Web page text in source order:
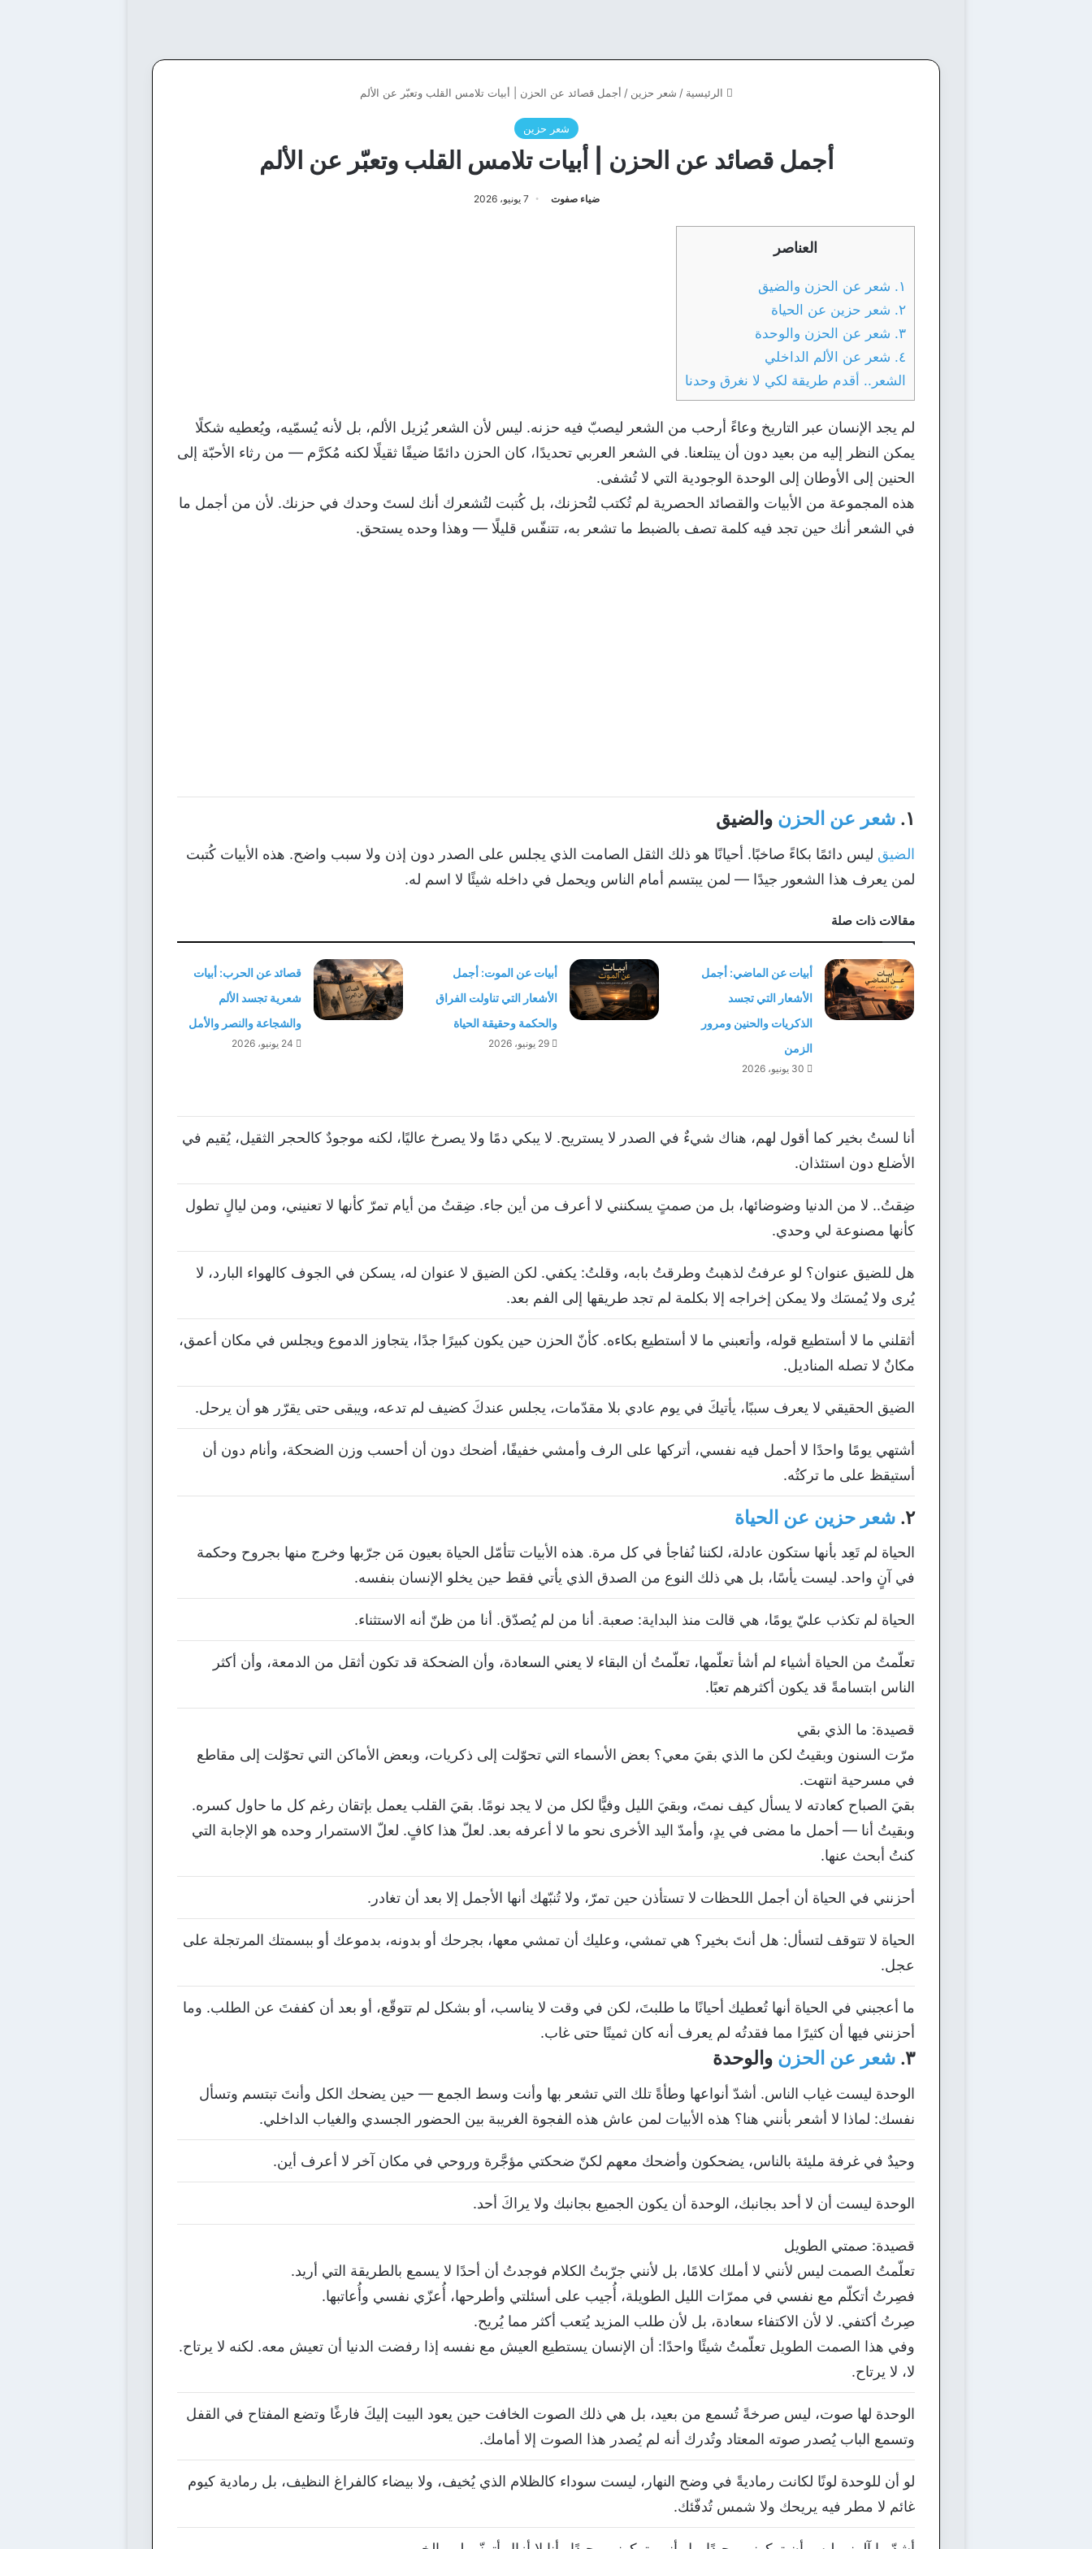
الرئيسية / شعر حزين / أجمل قصائد عن الحزن | أبيات تلامس القلب وتعبّر عن الألم
شعر حزين
أجمل قصائد عن الحزن | أبيات تلامس القلب وتعبّر عن الألم
ضياء صفوت 7 يونيو، 2026
العناصر
١. شعر عن الحزن والضيق
٢. شعر حزين عن الحياة
٣. شعر عن الحزن والوحدة
٤. شعر عن الألم الداخلي
الشعر.. أقدم طريقة لكي لا نغرق وحدنا
لم يجد الإنسان عبر التاريخ وعاءً أرحب من الشعر ليصبّ فيه حزنه. ليس لأن الشعر يُزيل الألم، بل لأنه يُسمّيه، ويُعطيه شكلًا
يمكن النظر إليه من بعيد دون أن يبتلعنا. في الشعر العربي تحديدًا، كان الحزن دائمًا ضيفًا ثقيلًا لكنه مُكرَّم — من رثاء الأحبّة إلى
الحنين إلى الأوطان إلى الوحدة الوجودية التي لا تُشفى.
هذه المجموعة من الأبيات والقصائد الحصرية لم تُكتب لتُحزنك، بل كُتبت لتُشعرك أنك لستَ وحدك في حزنك. لأن من أجمل ما
في الشعر أنك حين تجد فيه كلمة تصف بالضبط ما تشعر به، تتنفّس قليلًا — وهذا وحده يستحق.
١. شعر عن الحزن والضيق
الضيق ليس دائمًا بكاءً صاخبًا. أحيانًا هو ذلك الثقل الصامت الذي يجلس على الصدر دون إذن ولا سبب واضح. هذه الأبيات كُتبت
لمن يعرف هذا الشعور جيدًا — لمن يبتسم أمام الناس ويحمل في داخله شيئًا لا اسم له.
مقالات ذات صلة
أبيات عن الماضي: أجمل
الأشعار التي تجسد
الذكريات والحنين ومرور
الزمن
30 يونيو، 2026
أبيات عن الموت: أجمل
الأشعار التي تناولت الفراق
والحكمة وحقيقة الحياة
29 يونيو، 2026
قصائد عن الحرب: أبيات
شعرية تجسد الألم
والشجاعة والنصر والأمل
24 يونيو، 2026
أنا لستُ بخير كما أقول لهم، هناك شيءٌ في الصدر لا يستريح. لا يبكي دمًا ولا يصرخ عاليًا، لكنه موجودٌ كالحجر الثقيل، يُقيم في
الأضلع دون استئذان.
ضِقتُ.. لا من الدنيا وضوضائها، بل من صمتٍ يسكنني لا أعرف من أين جاء. ضِقتُ من أيام تمرّ كأنها لا تعنيني، ومن ليالٍ تطول
كأنها مصنوعة لي وحدي.
هل للضيق عنوان؟ لو عرفتُ لذهبتُ وطرقتُ بابه، وقلتُ: يكفي. لكن الضيق لا عنوان له، يسكن في الجوف كالهواء البارد، لا
يُرى ولا يُمسَك ولا يمكن إخراجه إلا بكلمة لم تجد طريقها إلى الفم بعد.
أثقلني ما لا أستطيع قوله، وأتعبني ما لا أستطيع بكاءه. كأنّ الحزن حين يكون كبيرًا جدًا، يتجاوز الدموع ويجلس في مكان أعمق،
مكانٌ لا تصله المناديل.
الضيق الحقيقي لا يعرف سببًا، يأتيكَ في يوم عادي بلا مقدّمات، يجلس عندكَ كضيف لم تدعه، ويبقى حتى يقرّر هو أن يرحل.
أشتهي يومًا واحدًا لا أحمل فيه نفسي، أتركها على الرف وأمشي خفيفًا، أضحك دون أن أحسب وزن الضحكة، وأنام دون أن
أستيقظ على ما تركتُه.
٢. شعر حزين عن الحياة
الحياة لم تَعِد بأنها ستكون عادلة، لكننا نُفاجأ في كل مرة. هذه الأبيات تتأمّل الحياة بعيون مَن جرّبها وخرج منها بجروح وحكمة
في آنٍ واحد. ليست يأسًا، بل هي ذلك النوع من الصدق الذي يأتي فقط حين يخلو الإنسان بنفسه.
الحياة لم تكذب عليّ يومًا، هي قالت منذ البداية: صعبة. أنا من لم يُصدّق. أنا من ظنّ أنه الاستثناء.
تعلّمتُ من الحياة أشياء لم أشأ تعلّمها، تعلّمتُ أن البقاء لا يعني السعادة، وأن الضحكة قد تكون أثقل من الدمعة، وأن أكثر
الناس ابتسامةً قد يكون أكثرهم تعبًا.
قصيدة: ما الذي بقي
مرّت السنون وبقيتُ لكن ما الذي بقيَ معي؟ بعض الأسماء التي تحوّلت إلى ذكريات، وبعض الأماكن التي تحوّلت إلى مقاطع
في مسرحية انتهت.
بقيَ الصباح كعادته لا يسأل كيف نمتَ، وبقيَ الليل وفيًّا لكل من لا يجد نومًا. بقيَ القلب يعمل بإتقان رغم كل ما حاول كسره.
وبقيتُ أنا — أحمل ما مضى في يدٍ، وأمدّ اليد الأخرى نحو ما لا أعرفه بعد. لعلّ هذا كافٍ. لعلّ الاستمرار وحده هو الإجابة التي
كنتُ أبحث عنها.
أحزنني في الحياة أن أجمل اللحظات لا تستأذن حين تمرّ، ولا تُنبّهك أنها الأجمل إلا بعد أن تغادر.
الحياة لا تتوقف لتسأل: هل أنتَ بخير؟ هي تمشي، وعليك أن تمشي معها، بجرحك أو بدونه، بدموعك أو ببسمتك المرتجلة على
عجل.
ما أعجبني في الحياة أنها تُعطيك أحيانًا ما طلبتَ، لكن في وقت لا يناسب، أو بشكل لم تتوقّع، أو بعد أن كففتَ عن الطلب. وما
أحزنني فيها أن كثيرًا مما فقدتُه لم يعرف أنه كان ثمينًا حتى غاب.
٣. شعر عن الحزن والوحدة
الوحدة ليست غياب الناس. أشدّ أنواعها وطأةً تلك التي تشعر بها وأنت وسط الجمع — حين يضحك الكل وأنتَ تبتسم وتسأل
نفسك: لماذا لا أشعر بأنني هنا؟ هذه الأبيات لمن عاش هذه الفجوة الغريبة بين الحضور الجسدي والغياب الداخلي.
وحيدٌ في غرفة مليئة بالناس، يضحكون وأضحك معهم لكنّ ضحكتي مؤجَّرة وروحي في مكان آخر لا أعرف أين.
الوحدة ليست أن لا أحد بجانبك، الوحدة أن يكون الجميع بجانبك ولا يراكَ أحد.
قصيدة: صمتي الطويل
تعلّمتُ الصمت ليس لأنني لا أملك كلامًا، بل لأنني جرّبتُ الكلام فوجدتُ أن أحدًا لا يسمع بالطريقة التي أريد.
فصِرتُ أتكلّم مع نفسي في ممرّات الليل الطويلة، أُجيب على أسئلتي وأطرحها، أُعزّي نفسي وأُعاتبها.
صِرتُ أكتفي. لا لأن الاكتفاء سعادة، بل لأن طلب المزيد يُتعب أكثر مما يُريح.
وفي هذا الصمت الطويل تعلّمتُ شيئًا واحدًا: أن الإنسان يستطيع العيش مع نفسه إذا رفضت الدنيا أن تعيش معه. لكنه لا يرتاح.
لا، لا يرتاح.
الوحدة لها صوت، ليس صرخةً تُسمع من بعيد، بل هي ذلك الصوت الخافت حين يعود البيت إليكَ فارغًا وتضع المفتاح في القفل
وتسمع الباب يُصدر صوته المعتاد وتُدرك أنه لم يُصدر هذا الصوت إلا أمامك.
لو أن للوحدة لونًا لكانت رماديةً في وضح النهار، ليست سوداء كالظلام الذي يُخيف، ولا بيضاء كالفراغ النظيف، بل رمادية كيوم
غائم لا مطر فيه يريحك ولا شمس تُدفّئك.